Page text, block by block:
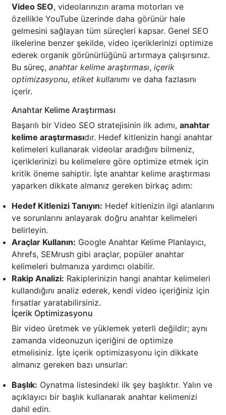
Video SEO, videolarınızın arama motorları ve
özellikle YouTube üzerinde daha görünür hale
gelmesini sağlayan tüm süreçleri kapsar. Genel SEO
ilkelerine benzer şekilde, video içeriklerinizi optimize
ederek organik görünürlüğünü artırmaya çalışırsınız.
Bu süreç, anahtar kelime araştırması, içerik
optimizasyonu, etiket kullanımı ve daha fazlasını
içerir.
Anahtar Kelime Araştırması
Başarılı bir Video SEO stratejisinin ilk adımı, anahtar
kelime araştırmasıdır. Hedef kitlenizin hangi anahtar
kelimeleri kullanarak videolar aradığını bilmeniz,
içeriklerinizi bu kelimelere göre optimize etmek için
kritik öneme sahiptir. İşte anahtar kelime araştırması
yaparken dikkate almanız gereken birkaç adım:
Hedef Kitlenizi Tanıyın: Hedef kitlenizin ilgi alanlarını
ve sorunlarını anlayarak doğru anahtar kelimeleri
belirleyin.
Araçlar Kullanın: Google Anahtar Kelime Planlayıcı,
Ahrefs, SEMrush gibi araçlar, popüler anahtar
kelimeleri bulmanıza yardımcı olabilir.
Rakip Analizi: Rakiplerinizin hangi anahtar kelimeleri
kullandığını analiz ederek, kendi video içeriğiniz için
fırsatlar yaratabilirsiniz.
İçerik Optimizasyonu
Bir video üretmek ve yüklemek yeterli değildir; aynı
zamanda videonuzun içeriğini de optimize
etmelisiniz. İşte içerik optimizasyonu için dikkate
almanız gereken bazı unsurlar:
Başlık: Oynatma listesindeki ilk şey başlıktır. Yalın ve
açıklayıcı bir başlık kullanarak anahtar kelimenizi
dahil edin.